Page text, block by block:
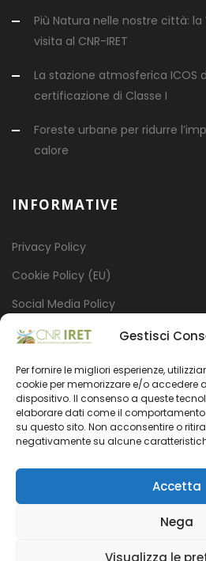
Gestisci
Per fornire le migliori esperienze,
cookie per memorizzare e/o accedere
dispositivo. Il consenso a queste
elaborare dati come il
su questo sito. Non acconsentire o
negativamente su alcune
Accetta
Nega
Visualizza le
Più Natura nelle nostre città:
visita al CNR-IRET
La stazione atmosferica ICOS
certificazione di Classe I
Foreste urbane per ridurre
calore
INFORMATIVE
Privacy Policy
Cookie Policy (EU)
Social Media Policy
Credits
ISTITUTO
Mission
Amministrazione trasparente